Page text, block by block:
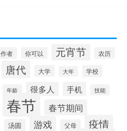
作者 你可以 元宵节 农历
唐代 大学 大年 学校
年龄 很多人 手机 技能
春节 春节期间
汤圆 游戏 父母 疫情